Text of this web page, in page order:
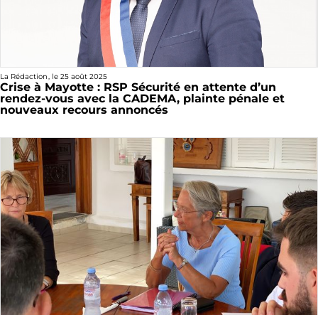
La Rédaction, le 25 août 2025
Crise à Mayotte : RSP Sécurité en attente d’un
rendez-vous avec la CADEMA, plainte pénale et
nouveaux recours annoncés